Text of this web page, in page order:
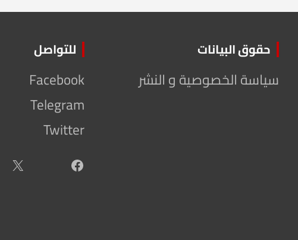
حقوق البيانات
سياسة الخصوصية و النشر
للتواصل
Facebook
Telegram
Twitter
Facebook
X